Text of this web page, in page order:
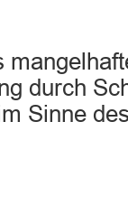
durch
Sinne